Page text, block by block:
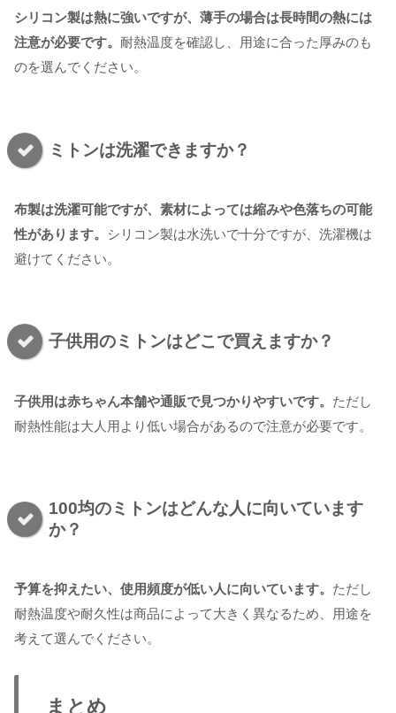
シリコン製は熱に強いですが、薄手の場合は長時間の熱には
注意が必要です。 耐熱温度を確認し、用途に合った厚みのも
のを選んでください。
ミトンは洗濯できますか？
布製は洗濯可能ですが、素材によっては縮みや色落ちの可能
性があります。 シリコン製は水洗いで十分ですが、洗濯機は
避けてください。
子供用のミトンはどこで買えますか？
子供用は赤ちゃん本舗や通販で見つかりやすいです。 ただし
耐熱性能は大人用より低い場合があるので注意が必要です。
100均のミトンはどんな人に向いています
か？
予算を抑えたい、使用頻度が低い人に向いています。 ただし
耐熱温度や耐久性は商品によって大きく異なるため、用途を
考えて選んでください。
まとめ